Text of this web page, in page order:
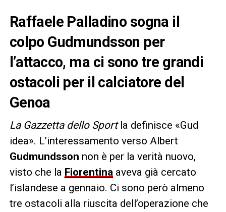
Raffaele Palladino sogna il
colpo Gudmundsson per
l’attacco, ma ci sono tre grandi
ostacoli per il calciatore del
Genoa
La Gazzetta dello Sportla definisce «Gud
idea». L’interessamento verso Albert
Gudmundsson non è per la verità nuovo,
visto che la Fiorentina aveva già cercato
l’islandese a gennaio. Ci sono però almeno
tre ostacoli alla riuscita dell’operazione che